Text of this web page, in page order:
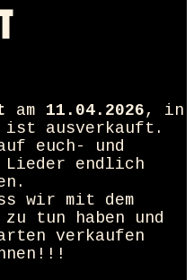
am 11.04.2026, in
ist ausverkauft.
euch- und
Lieder endlich
wir mit dem
tun haben und
verkaufen